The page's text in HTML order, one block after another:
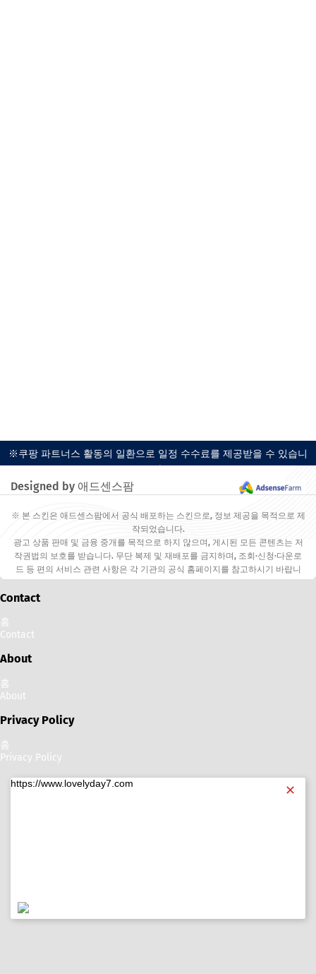
※쿠팡 파트너스 활동의 일환으로 일정 수수료를 제공받을 수 있습니
다.
Designed by 애드센스팜
※ 본 스킨은 애드센스팜에서 공식 배포하는 스킨으로, 정보 제공을 목적으로 제
작되었습니다.
광고 상품 판매 및 금융 중개를 목적으로 하지 않으며, 게시된 모든 콘텐츠는 저
작권법의 보호를 받습니다. 무단 복제 및 재배포를 금지하며, 조회·신청·다운로
드 등 편의 서비스 관련 사항은 각 기관의 공식 홈페이지를 참고하시기 바랍니
Contact
홈
Contact
About
홈
About
Privacy Policy
홈
Privacy Policy
✕
https://www.lovelyday7.com